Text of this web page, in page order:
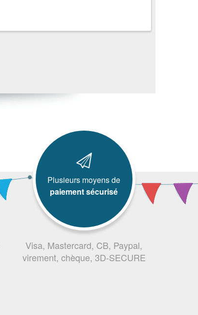
Plusieurs moyens de
paiement sécurisé
Visa, Mastercard, CB, Paypal,
virement, chèque, 3D-SECURE